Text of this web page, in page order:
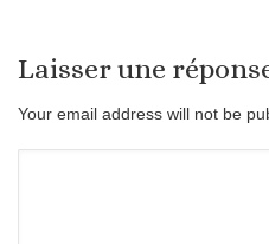
Laisser une
Your email address will not be